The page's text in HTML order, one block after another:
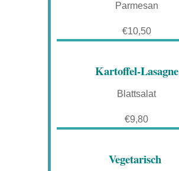
Parmesan
€10,50
Kartoffel-Lasagne
Blattsalat
€9,80
Vegetarisch